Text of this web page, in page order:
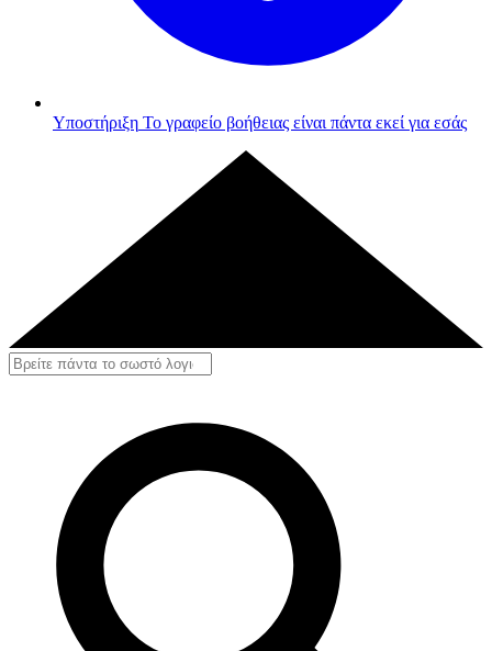
Υποστήριξη Το γραφείο βοήθειας είναι πάντα εκεί για εσάς